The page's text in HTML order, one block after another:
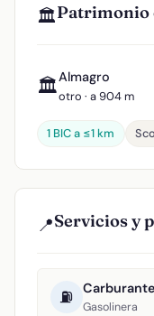
🏛️
🏛️Almagro
otro · a 904 m
1 BIC a ≤1 km
📍Servicios y
⛽ Gasolinera